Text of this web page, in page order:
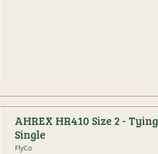
AHREX HR410 Size 2 - Tying
Single
FlyCo